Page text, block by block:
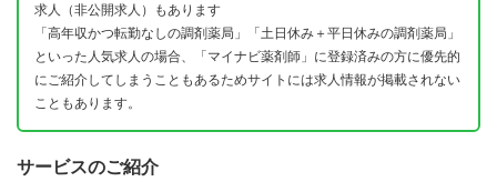
求人（非公開求人）もあります
「高年収かつ転勤なしの調剤薬局」「土日休み＋平日休みの調剤薬局」
といった人気求人の場合、「マイナビ薬剤師」に登録済みの方に優先的
にご紹介してしまうこともあるためサイトには求人情報が掲載されない
こともあります。
サービスのご紹介